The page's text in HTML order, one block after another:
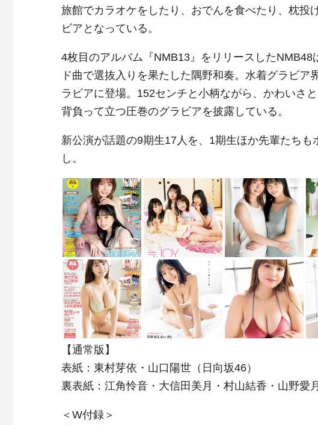
旅館でカラオケをしたり、おでんを食べたり、枕投
ビアとなっている。
4枚目のアルバム『NMB13』をリリースした
ド曲で選抜入りを果たした隅野和奏。水着グラビ
ラビアに登場。152センチと小柄ながら、かわいさ
背負って立つ圧巻のグラビアを披露している。
新公演が話題の9期生17人を、1期生ほか先輩たち
し。
【通常版】
表紙：東村芽依・山口陽世（日向坂46）
裏表紙：江角怜音・大信田美月・村山結香・山野愛
＜W付録＞